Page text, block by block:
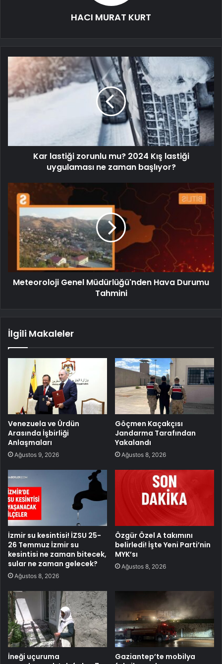
HACI MURAT KURT
Kar lastiği zorunlu mu? 2024 Kış lastiği
uygulaması ne zaman başlıyor?
Meteoroloji Genel Müdürlüğü'nden Hava Durumu
Tahmini
İlgili Makaleler
Venezuela ve Ürdün
Arasında İşbirliği
Anlaşmaları
Ağustos 9, 2026
Göçmen Kaçakçısı
Jandarma Tarafından
Yakalandı
Ağustos 8, 2026
İzmir su kesintisi! İZSU 25-
26 Temmuz İzmir su
kesintisi ne zaman bitecek,
sular ne zaman gelecek?
Ağustos 8, 2026
Özgür Özel A takımını
belirledi! İşte Yeni Parti’nin
MYK’sı
Ağustos 8, 2026
İneği uçuruma
Gaziantep’te mobilya